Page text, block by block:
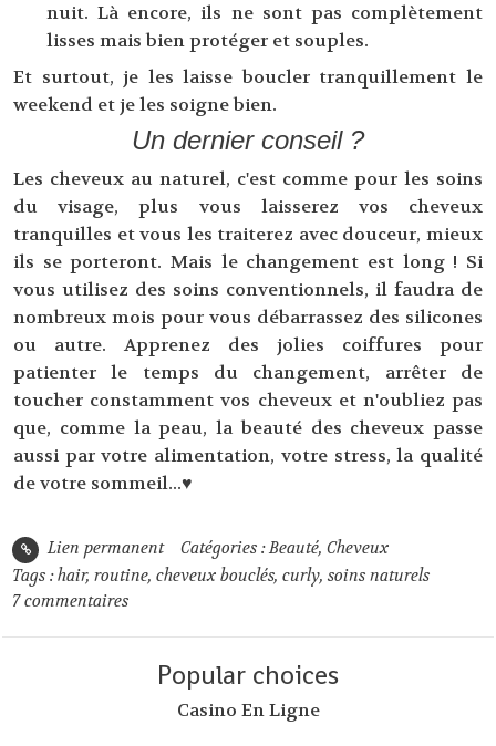
nuit. Là encore, ils ne sont pas complètement
lisses mais bien protéger et souples.
Et surtout, je les laisse boucler tranquillement le
weekend et je les soigne bien.
Un dernier conseil ?
Les cheveux au naturel, c'est comme pour les soins
du visage, plus vous laisserez vos cheveux
tranquilles et vous les traiterez avec douceur, mieux
ils se porteront. Mais le changement est long ! Si
vous utilisez des soins conventionnels, il faudra de
nombreux mois pour vous débarrassez des silicones
ou autre. Apprenez des jolies coiffures pour
patienter le temps du changement, arrêter de
toucher constamment vos cheveux et n'oubliez pas
que, comme la peau, la beauté des cheveux passe
aussi par votre alimentation, votre stress, la qualité
de votre sommeil...♥
Lien permanent Catégories :Beauté, Cheveux
Tags :hair,routine,cheveux bouclés,curly,soins naturels
7 commentaires
Popular choices
Casino En Ligne